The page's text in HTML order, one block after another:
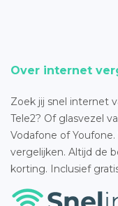
Over internet
Zoek jij snel internet
Tele2? Of glasvezel
Vodafone of
vergelijken. Altijd de
korting. Inclusief